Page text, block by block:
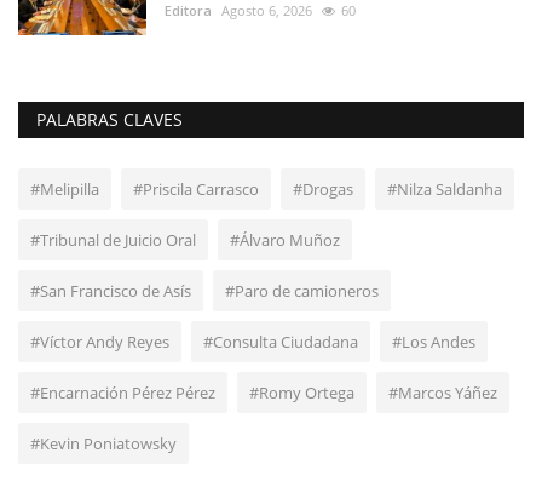
Editora Agosto 6, 2026 60
PALABRAS CLAVES
#Melipilla #Priscila Carrasco #Drogas #Nilza Saldanha
#Tribunal de Juicio Oral #Álvaro Muñoz
#San Francisco de Asís #Paro de camioneros
#Víctor Andy Reyes #Consulta Ciudadana #Los Andes
#Encarnación Pérez Pérez #Romy Ortega #Marcos Yáñez
#Kevin Poniatowsky